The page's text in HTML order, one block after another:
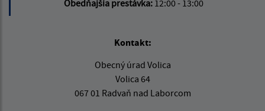
Obedňajšia prestávka: 12:00 - 13:00
Kontakt:
Obecný úrad Volica
Volica 64
067 01 Radvaň nad Laborcom